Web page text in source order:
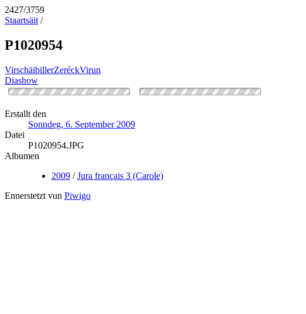
2427/3759
Staartsäit /
P1020954
VirschäibillerZeréckVirun
Diashow
Erstallt den
Sonndeg, 6. September 2009
Datei
P1020954.JPG
Albumen
2009 /Jura français 3 (Carole)
Ennerstetzt vun Piwigo